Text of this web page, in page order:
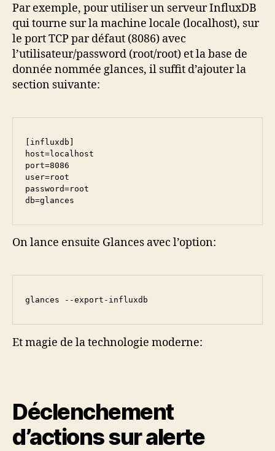
Par exemple, pour utiliser un serveur InfluxDB
qui tourne sur la machine locale (localhost), sur
le port TCP par défaut (8086) avec
l’utilisateur/password (root/root) et la base de
donnée nommée glances, il suffit d’ajouter la
section suivante:
[influxdb]
host=localhost
port=8086
user=root
password=root
On lance ensuite Glances avec l’option:
glances --export-influxdb
Et magie de la technologie moderne:
Déclenchement
d’actions sur alerte